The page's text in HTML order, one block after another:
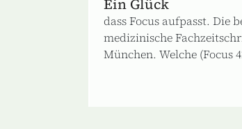
Ein Glück
dass Focus aufpasst. Die
medizinische
München. Welche (Focus